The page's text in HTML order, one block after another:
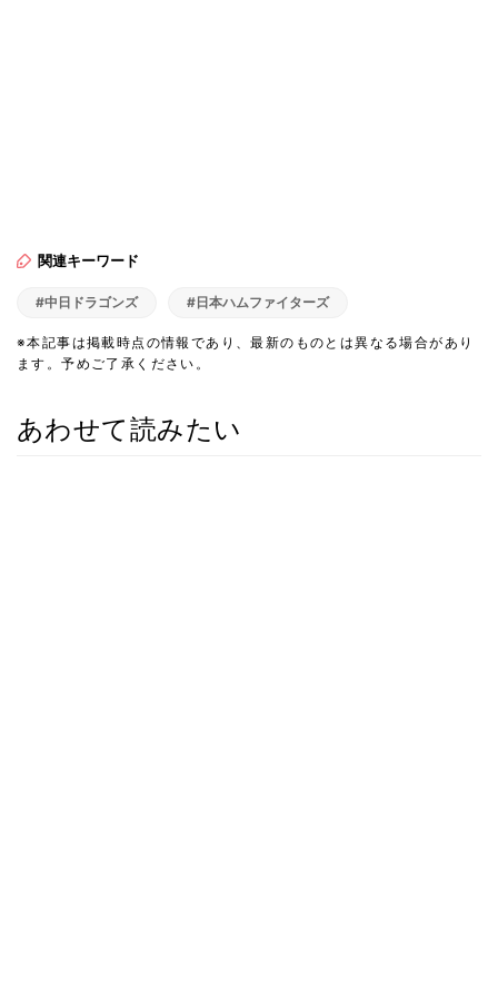
関連キーワード
#中日ドラゴンズ #日本ハムファイターズ
※本記事は掲載時点の情報であり、最新のものとは異なる場合があり
ます。予めご了承ください。
あわせて読みたい